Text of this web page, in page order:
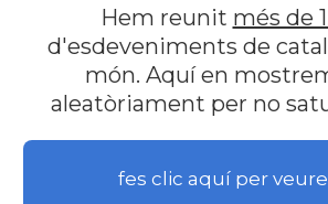
Hem reunit més de
d'esdeveniments de
món. Aquí en
aleatòriament per no
fes clic aquí per